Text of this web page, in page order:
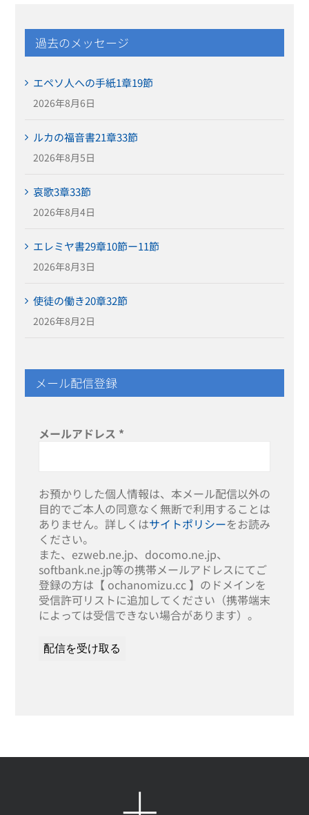
過去のメッセージ
エペソ人への手紙1章19節
2026年8月6日
ルカの福音書21章33節
2026年8月5日
哀歌3章33節
2026年8月4日
エレミヤ書29章10節ー11節
2026年8月3日
使徒の働き20章32節
2026年8月2日
メール配信登録
メールアドレス *
お預かりした個人情報は、本メール配信以外の
目的でご本人の同意なく無断で利用することは
ありません。詳しくはサイトポリシーをお読み
ください。
また、ezweb.ne.jp、docomo.ne.jp、
softbank.ne.jp等の携帯メールアドレスにてご
登録の方は【 ochanomizu.cc 】のドメインを
受信許可リストに追加してください（携帯端末
によっては受信できない場合があります）。